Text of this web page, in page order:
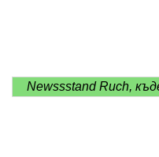
Newssstand Ruch,